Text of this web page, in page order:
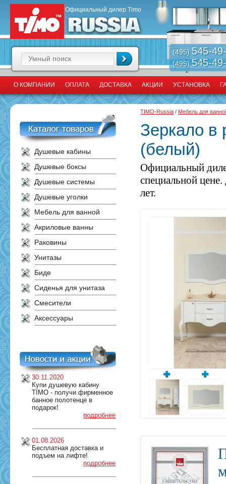
Официальный дилер Timo
(495) 545-
(495)545-
О КОМПАНИИ ОПЛАТА ДОСТАВКА АКЦИИ УСТАНОВКА
Душевые кабины
Душевые боксы
Душевые системы
Душевые уголки
Мебель для ванной
Акриловые ванны
Раковины
Унитазы
Биде
Сиденья для унитаза
Смесители
Аксессуары
30.11.2020
Купи душевую кабину
TIMO - получи фирменное
банное полотенце в
подарок!
подробнее
01.08.2026
Бесплатная доставка и
подъем на лифте!
подробнее
TIMO-Russia / Мебель для
Зеркало в
(белый)
Официальный
специальной
лет.